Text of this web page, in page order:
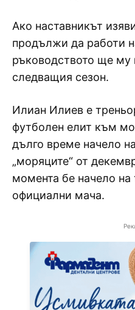
Ако наставникът
продължи да работи
ръководството ще му
следващия сезон.
Илиан Илиев е
футболен елит към
дълго време начело
„моряците“ от
момента бе начело
официални мача.